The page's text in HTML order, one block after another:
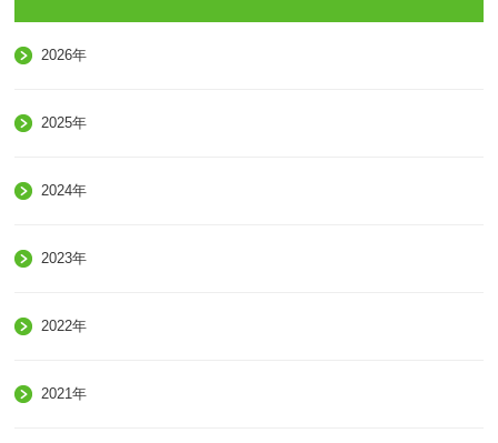
2026年
2025年
2024年
2023年
2022年
2021年